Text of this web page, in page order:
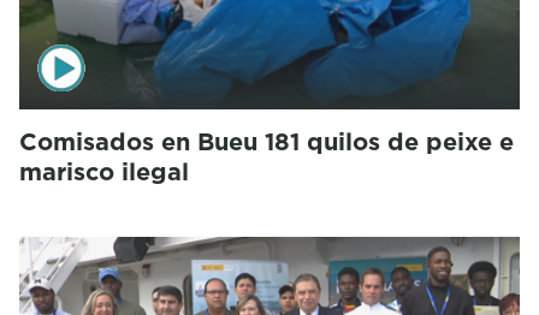
Comisados en Bueu 181 quilos de peixe e
marisco ilegal